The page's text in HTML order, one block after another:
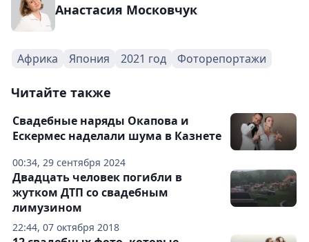
Анастасия Московчук
Африка Япония 2021 год Фоторепортажи
Читайте также
00:34, 29 сентября 2024
Свадебные наряды Окапова и
Ескермес наделали шума в Казнете
22:44, 07 октября 2018
Двадцать человек погибли в
жутком ДТП со свадебным
лимузином